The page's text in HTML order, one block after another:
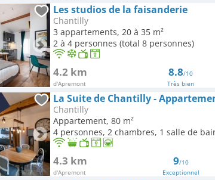
Les studios de la faisanderie
Chantilly
3 appartements, 20 à 35 m²
2 à 4 personnes (total 8 personnes)
4.2 km
d'Apremont
8.8/10
Très bien
Chantilly
Appartement, 80 m²
4 personnes, 2 chambres, 1 salle de
4.3 km
d'Apremont
9/10
Exceptionnel